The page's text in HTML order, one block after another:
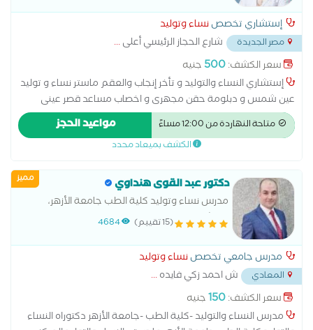
إستشاري تخصصنساء وتوليد
مصر الجديدة شارع الحجاز الرئيسي أعلى...
سعر الكشف:500 جنيه
إستشاري النساء والتوليد و تأخر إنجاب والعقم ماستر نساء و توليد
عين شمس و دبلومة حقن مجهرى و اخصاب مساعد قصر عينى
استئصال المبيض اطفال الانابيب الحقن المجهري الولادة الطبيعية
الولادة القيصرية تحليل بطانة الرحم رعاية ما قبل الولادة وبعدها
سونار سونار ثلاثي الابعاد سونار رباعي الابعاد عمليات تجميل المهبل
متاحة النهاردة من 12:00 مساءً مواعيد الحجز
الكشف بميعاد محدد
مميز دكتور عبد القوى هنداوي
مدرس نساء وتوليد كلية الطب جامعة الأزهر،
استشاري الحقن المجهري وطب الجنين
(15 تقييم) 4684
مدرس جامعي تخصصنساء وتوليد
المعادي ش احمد زكي فايده...
سعر الكشف:150جنيه
مدرس النساء والتوليد -كلية الطب -جامعة الأزهر دكتوراه النساء